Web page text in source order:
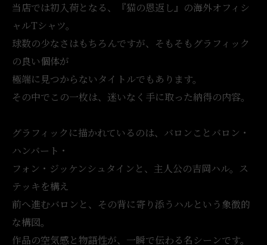
当店では初入荷となる、『猫の恩返し』の海外オフィシ
ャルTシャツ。
球数の少なさはもちろんですが、そもそもグラフィック
の良い個体が
極端に見つからないタイトルでもあります。
その中でこの一枚は、迷いなく手に取った納得の内容。
グラフィックに描かれているのは、バロンことバロン・
ハンバート・
フォン・ジッケンシュタインと、主人公の吉岡ハル。ス
テッキを構え
前へ進むバロンと、その背に寄り添うハルという象徴的
な構図。
作品の空気感と物語性が、一瞬で伝わる名シーンです。